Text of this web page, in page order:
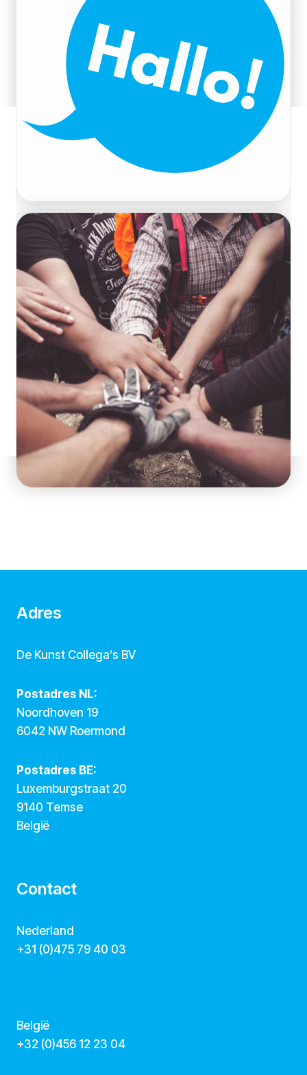
Adres
De Kunst Collega’s BV
Postadres NL:
Noordhoven 19
6042 NW Roermond
Postadres BE:
Luxemburgstraat 20
9140 Temse
België
Contact
Nederland
+31 (0)475 79 40 03
België
‭+32 (0)456 12 23 04‬